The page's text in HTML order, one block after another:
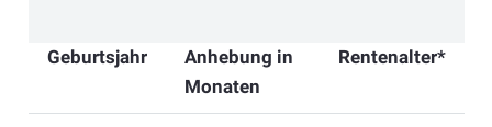
Geburtsjahr
Anhebung in
Monaten
Rentenalter*